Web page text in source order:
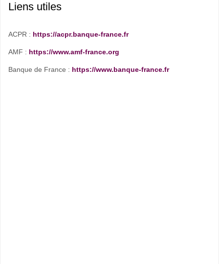
Liens utiles
ACPR : https://acpr.banque-france.fr
AMF : https://www.amf-france.org
Banque de France : https://www.banque-france.fr